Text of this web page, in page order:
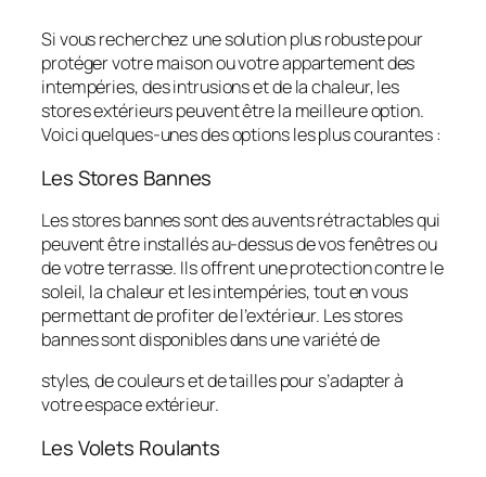
Si vous recherchez une solution plus robuste pour
protéger votre maison ou votre appartement des
intempéries, des intrusions et de la chaleur, les
stores extérieurs peuvent être la meilleure option.
Voici quelques-unes des options les plus courantes :
Les Stores Bannes
Les stores bannes sont des auvents rétractables qui
peuvent être installés au-dessus de vos fenêtres ou
de votre terrasse. Ils offrent une protection contre le
soleil, la chaleur et les intempéries, tout en vous
permettant de profiter de l’extérieur. Les stores
bannes sont disponibles dans une variété de
styles, de couleurs et de tailles pour s’adapter à
votre espace extérieur.
Les Volets Roulants